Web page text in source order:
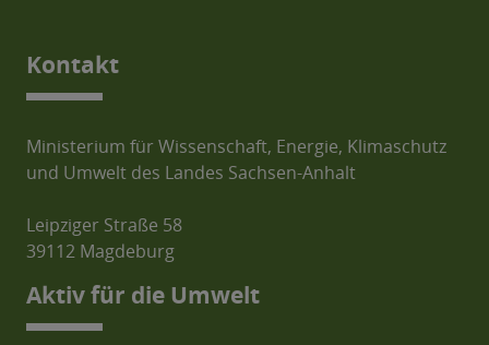
Kontakt
Ministerium für Wissenschaft, Energie, Klimaschutz
und Umwelt des Landes Sachsen-Anhalt
Leipziger Straße 58
39112 Magdeburg
Aktiv für die Umwelt